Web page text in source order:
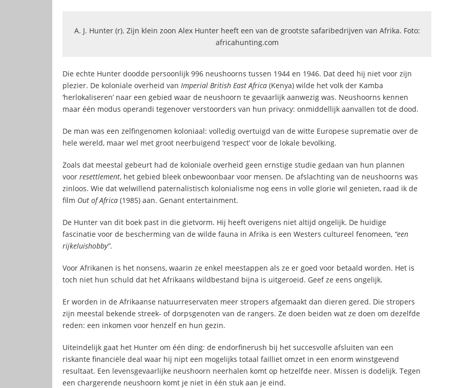
A. J. Hunter (r). Zijn klein zoon Alex Hunter heeft een van de grootste safaribedrijven van Afrika. Foto:
africahunting.com
Die echte Hunter doodde persoonlijk 996 neushoorns tussen 1944 en 1946. Dat deed hij niet voor zijn
plezier. De koloniale overheid van Imperial British East Africa (Kenya) wilde het volk der Kamba
‘herlokaliseren’ naar een gebied waar de neushoorn te gevaarlijk aanwezig was. Neushoorns kennen
maar één modus operandi tegenover verstoorders van hun privacy: onmiddellijk aanvallen tot de dood.
De man was een zelfingenomen koloniaal: volledig overtuigd van de witte Europese suprematie over de
hele wereld, maar wel met groot neerbuigend ‘respect’ voor de lokale bevolking.
Zoals dat meestal gebeurt had de koloniale overheid geen ernstige studie gedaan van hun plannen
voor resettlement, het gebied bleek onbewoonbaar voor mensen. De afslachting van de neushoorns was
zinloos. Wie dat welwillend paternalistisch kolonialisme nog eens in volle glorie wil genieten, raad ik de
film Out of Africa (1985) aan. Genant entertainment.
De Hunter van dit boek past in die gietvorm. Hij heeft overigens niet altijd ongelijk. De huidige
fascinatie voor de bescherming van de wilde fauna in Afrika is een Westers cultureel fenomeen, “een
rijkeluishobby”.
Voor Afrikanen is het nonsens, waarin ze enkel meestappen als ze er goed voor betaald worden. Het is
toch niet hun schuld dat het Afrikaans wildbestand bijna is uitgeroeid. Geef ze eens ongelijk.
Er worden in de Afrikaanse natuurreservaten meer stropers afgemaakt dan dieren gered. Die stropers
zijn meestal bekende streek- of dorpsgenoten van de rangers. Ze doen beiden wat ze doen om dezelfde
reden: een inkomen voor henzelf en hun gezin.
Uiteindelijk gaat het Hunter om één ding: de endorfinerush bij het succesvolle afsluiten van een
riskante financiële deal waar hij nipt een mogelijks totaal failliet omzet in een enorm winstgevend
resultaat. Een levensgevaarlijke neushoorn neerhalen komt op hetzelfde neer. Missen is dodelijk. Tegen
een chargerende neushoorn komt je niet in één stuk aan je eind.